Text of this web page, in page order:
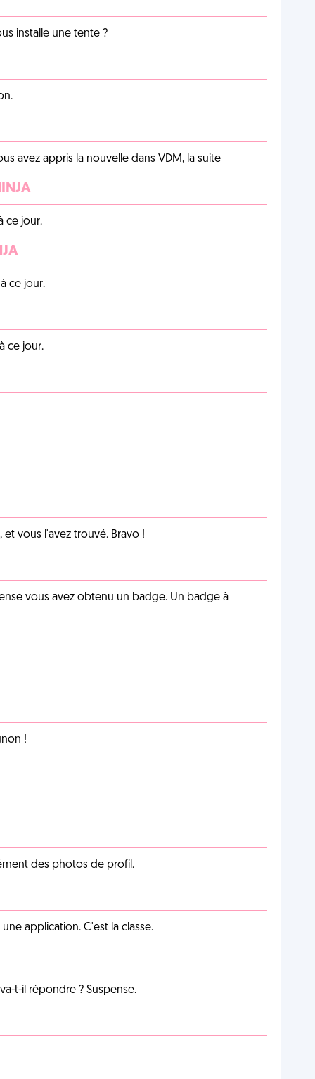
installe une tente ?
avez appris la nouvelle dans VDM, la suite
ce jour.
ce jour.
ce jour.
vous l'avez trouvé. Bravo !
vous avez obtenu un badge. Un badge à
!
des photos de profil.
application. C'est la classe.
t-il répondre ? Suspense.